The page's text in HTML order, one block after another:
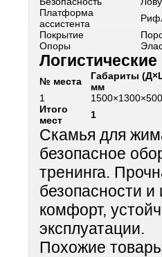
Платформа
ассистента
Покрытие
Опоры
№ места
Габариты
мм
1
1500×1300×500
Итого
мест
1
Скамья для
безопасное
тренинга.
безопасности
комфорт,
эксплуатации.
Похожие